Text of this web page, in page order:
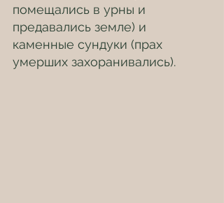
помещались в урны и
предавались земле) и
каменные сундуки (прах
умерших захоранивались).